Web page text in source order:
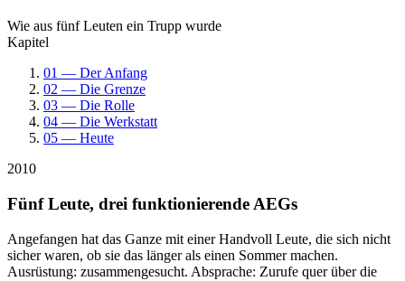
Wie aus fünf Leuten ein Trupp wurde
Kapitel
01 — Der Anfang
02 — Die Grenze
03 — Die Rolle
04 — Die Werkstatt
05 — Heute
2010
Fünf Leute, drei funktionierende AEGs
Angefangen hat das Ganze mit einer Handvoll Leute, die sich nicht
sicher waren, ob sie das länger als einen Sommer machen.
Ausrüstung: zusammengesucht. Absprache: Zurufe quer über die